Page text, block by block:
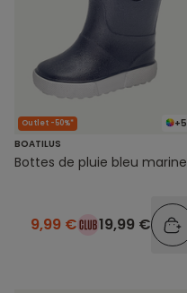
+5
Outlet -50%*
BOATILUS
Bottes de pluie bleu marine
9,99 € 19,99 €